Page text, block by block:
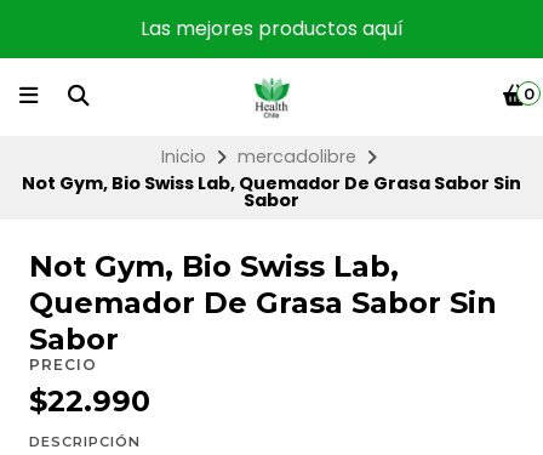
Las mejores productos aquí
0
Inicio
mercadolibre
Not Gym, Bio Swiss Lab, Quemador De Grasa Sabor Sin
Sabor
Not Gym, Bio Swiss Lab,
Quemador De Grasa Sabor Sin
Sabor
PRECIO
$22.990
DESCRIPCIÓN